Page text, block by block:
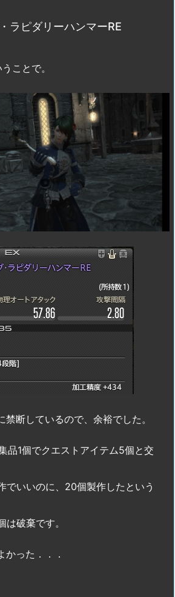
ラピダリーハンマーRE
ことで。
禁断しているので、余裕でした。
品1個でクエストアイテム5個と交
でいいのに、20個製作したという
は破棄です。
かった．．．